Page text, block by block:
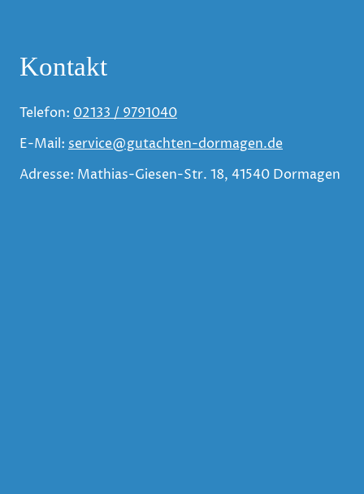
Kontakt
Telefon: 02133 / 9791040
E-Mail: service@gutachten-dormagen.de
Adresse: Mathias-Giesen-Str. 18, 41540 Dormagen